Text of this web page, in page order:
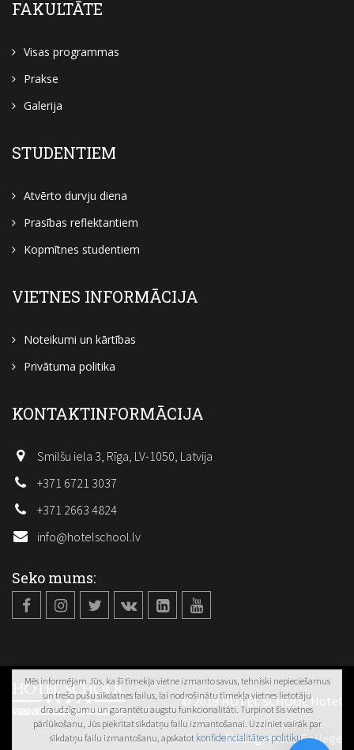
FAKULTĀTE
Visas programmas
Prakse
Galerija
STUDENTIEM
Atvērto durvju diena
Prasības reflektantiem
Kopmītnes studentiem
VIETNES INFORMĀCIJA
Noteikumi un kārtības
Privātuma politika
KONTAKTINFORMĀCIJA
Smilšu iela 3, Rīga, LV-1050, Latvija
+371 6721 3037
+371 2663 4824
info@hotelschool.lv
Seko mums:
© 2019 HOTEL SCHOOL Hotel
Management College
Mēs informējam Jūs, ka šī tīmekļa vietne izmanto savus, tehniski nepieciešamus
un trešo pušu sīkdatnes failus, lai nodrošinātu tīmekļa vietnes lietotāju
draudzīgumu un garantētu augstu funkcionalitāti. Turpinot šīs vietnes
pārlūkošanu, Jūs piekrītat sīkdatņu failu izmantošanai. Uzziniet vairāk par
sīkdatņu failu izmantošanu, apskatot konfidencialitātes politiku.